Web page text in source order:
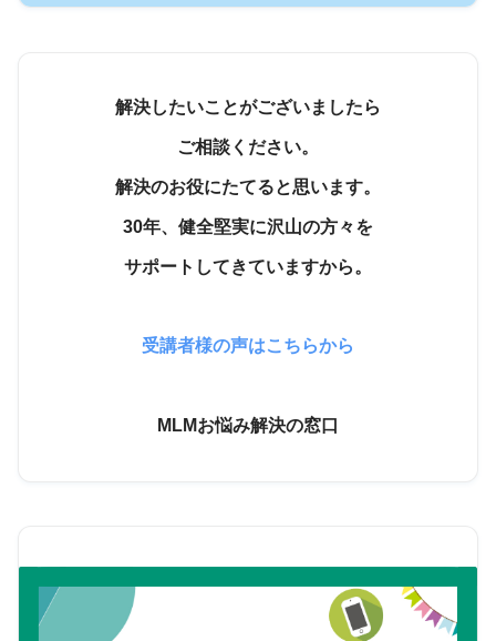
解決したいことがございましたら
ご相談ください。
解決のお役にたてると思います。
30年、健全堅実に沢山の方々を
サポートしてきていますから。
受講者様の声はこちらから
MLMお悩み解決の窓口